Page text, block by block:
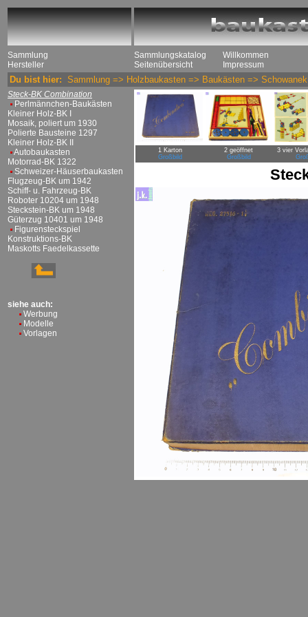
Sammlung
Hersteller
Sammlungskatalog
Seitenübersicht
Willkommen
Impressum
Du bist hier: Sammlung => Holzbaukasten => Baukästen => Schowanek
Steck-BK Combination
Perlmännchen-Baukästen
Kleiner Holz-BK I
Mosaik, poliert um 1930
Polierte Bausteine 1297
Kleiner Holz-BK II
Autobaukasten
Motorrad-BK 1322
Schweizer-Häuserbaukasten
Flugzeug-BK um 1942
Schiff- u. Fahrzeug-BK
Roboter 10204 um 1948
Steckstein-BK um 1948
Güterzug 10401 um 1948
Figurensteckspiel
Konstruktions-BK
Maskotts Faedelkassette
siehe auch:
Werbung
Modelle
Vorlagen
1 Karton
Großbild
2 geöffnet
Großbild
3 vier